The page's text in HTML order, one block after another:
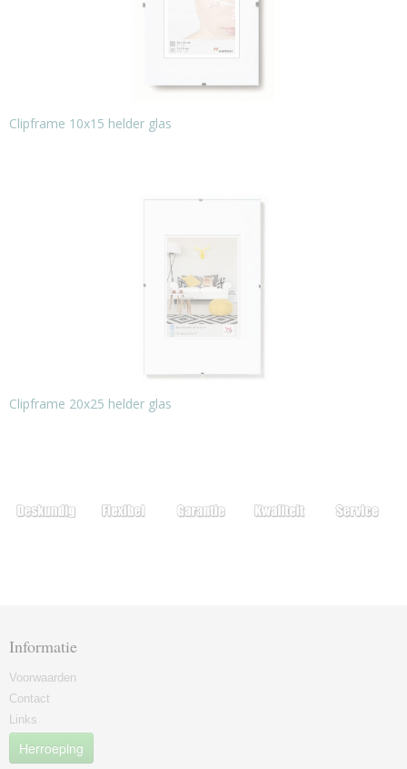
Clipframe 10x15 helder glas
Clipframe 20x25 helder glas
Informatie
Voorwaarden
Contact
Links
Herroeping